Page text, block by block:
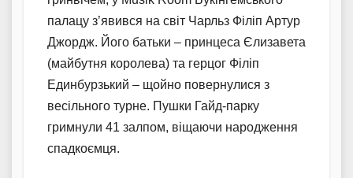
палацу з’явився на світ Чарльз Філіп Артур
Джордж. Його батьки – принцеса Єлизавета
(майбутня королева) та герцог Філіп
Единбурзький – щойно повернулися з
весільного турне. Пушки Гайд-парку
гримнули 41 залпом, віщаючи народження
спадкоємця.